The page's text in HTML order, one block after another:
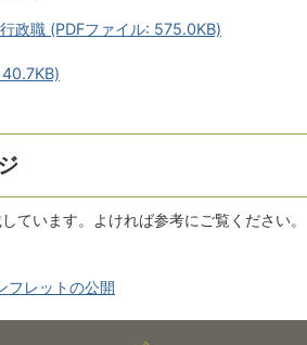
政職 (PDFファイル: 575.0KB)
ています。よければ参考にご覧ください。
フレットの公開